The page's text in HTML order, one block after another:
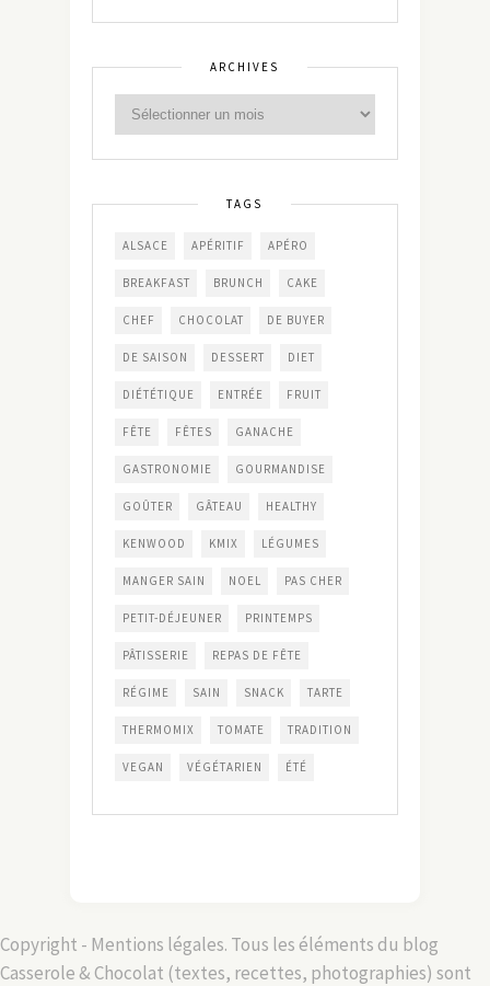
ARCHIVES
TAGS
ALSACE APÉRITIF APÉRO
BREAKFAST BRUNCH CAKE
CHEF CHOCOLAT DE BUYER
DE SAISON DESSERT DIET
DIÉTÉTIQUE ENTRÉE FRUIT
FÊTE FÊTES GANACHE
GASTRONOMIE GOURMANDISE
GOÛTER GÂTEAU HEALTHY
KENWOOD KMIX LÉGUMES
MANGER SAIN NOEL PAS CHER
PETIT-DÉJEUNER PRINTEMPS
PÂTISSERIE REPAS DE FÊTE
RÉGIME SAIN SNACK TARTE
THERMOMIX TOMATE TRADITION
VEGAN VÉGÉTARIEN ÉTÉ
Copyright - Mentions légales. Tous les éléments du blog
Casserole & Chocolat (textes, recettes, photographies) sont